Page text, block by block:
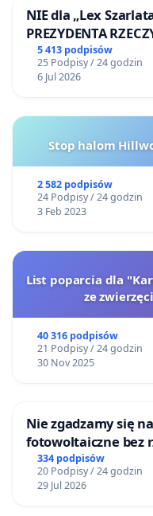
NIE dla „Lex
PREZYDENTA
5 413 podpisów
25 Podpisy / 24 godzin
6 Jul 2026
Stop halom
2 582 podpisów
24 Podpisy / 24 godzin
3 Feb 2023
List poparcia dla
ze
40 316 podpisów
21 Podpisy / 24 godzin
30 Nov 2025
Nie zgadzamy się
fotowoltaiczne bez
mieszkańców
334 podpisów
20 Podpisy / 24 godzin
29 Jul 2026